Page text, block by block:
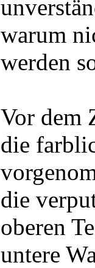
warum
werden
Vor dem
die
die
oberen
untere